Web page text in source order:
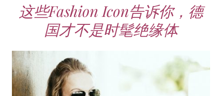
这些Fashion Icon告诉你，德
国才不是时髦绝缘体